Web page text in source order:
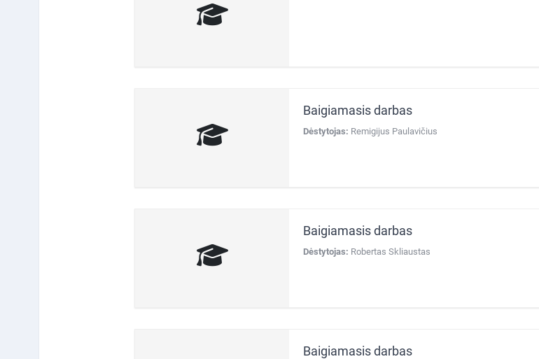
Baigiamasis darbas
Dėstytojas: Remigijus Paulavičius
Baigiamasis darbas
Dėstytojas: Robertas Skliaustas
Baigiamasis darbas